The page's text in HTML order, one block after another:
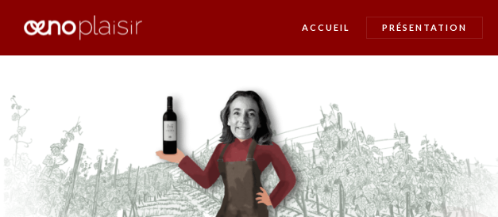
ACCUEIL PRÉSENTATION